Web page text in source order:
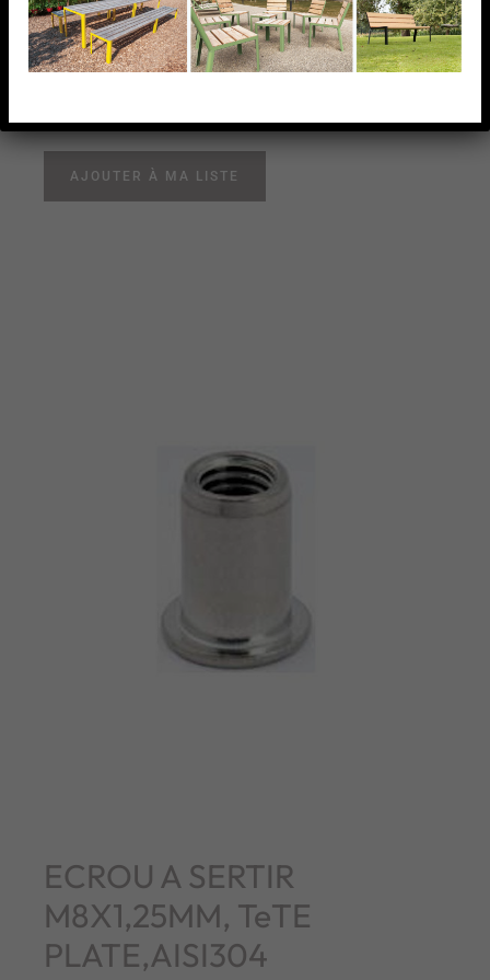
VIS A TeTE FRAISEE
M5X12, AISI304,
AJOUTER À MA LISTE
ECROU A SERTIR
M8X1,25MM, TeTE
PLATE,AISI304